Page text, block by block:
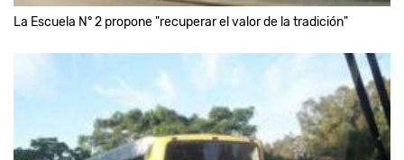
La Escuela N° 2 propone "recuperar el valor de la tradición"